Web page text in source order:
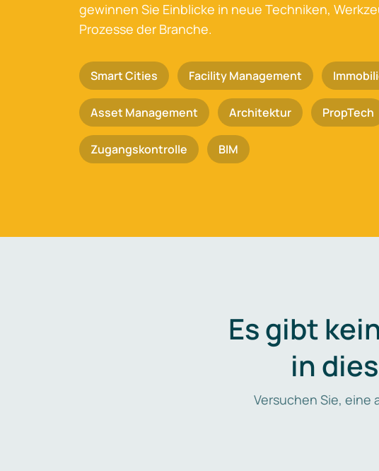
gewinnen Sie Einblicke in neue Techniken,
Prozesse der Branche.
Smart Cities Facility Management
Asset Management Architektur PropTech
Zugangskontrolle BIM
Es gibt
in
Versuchen Sie, eine